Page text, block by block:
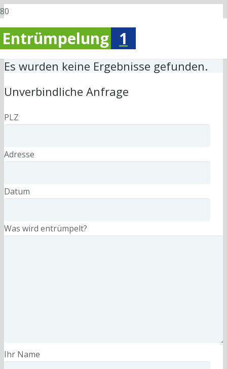
Entrümpelung 1
Es wurden keine Ergebnisse gefunden.
Unverbindliche Anfrage
PLZ
Adresse
Datum
Was wird entrümpelt?
Ihr Name